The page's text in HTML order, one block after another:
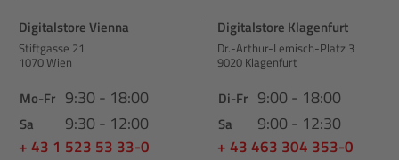
Digitalstore Vienna
Stiftgasse 21
1070 Wien
Mo-Fr 9:30 - 18:00
Sa 9:30 - 12:00
+ 43 1 523 53 33-0
Digitalstore Klagenfurt
Dr.-Arthur-Lemisch-Platz 3
9020 Klagenfurt
Di-Fr 9:00 - 18:00
Sa 9:00 - 12:30
+ 43 463 304 353-0